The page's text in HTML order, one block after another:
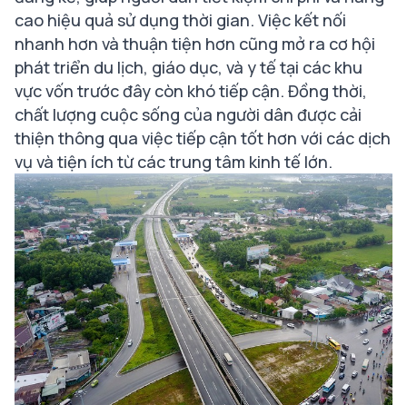
cao hiệu quả sử dụng thời gian. Việc kết nối
nhanh hơn và thuận tiện hơn cũng mở ra cơ hội
phát triển du lịch, giáo dục, và y tế tại các khu
vực vốn trước đây còn khó tiếp cận. Đồng thời,
chất lượng cuộc sống của người dân được cải
thiện thông qua việc tiếp cận tốt hơn với các dịch
vụ và tiện ích từ các trung tâm kinh tế lớn.